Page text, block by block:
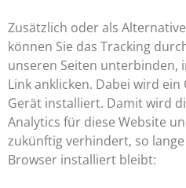
Zusätzlich oder als
können Sie das Tracking
unseren Seiten unterbinden,
Link anklicken. Dabei wird
Gerät installiert. Damit wird
Analytics für diese Website
zukünftig verhindert, so
Browser installiert bleibt: